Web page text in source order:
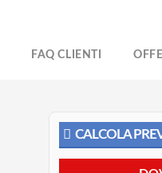
FAQ CLIENTI
CALCOLA